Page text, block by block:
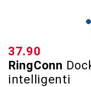
RingConn
intelligenti
CHF
37.90